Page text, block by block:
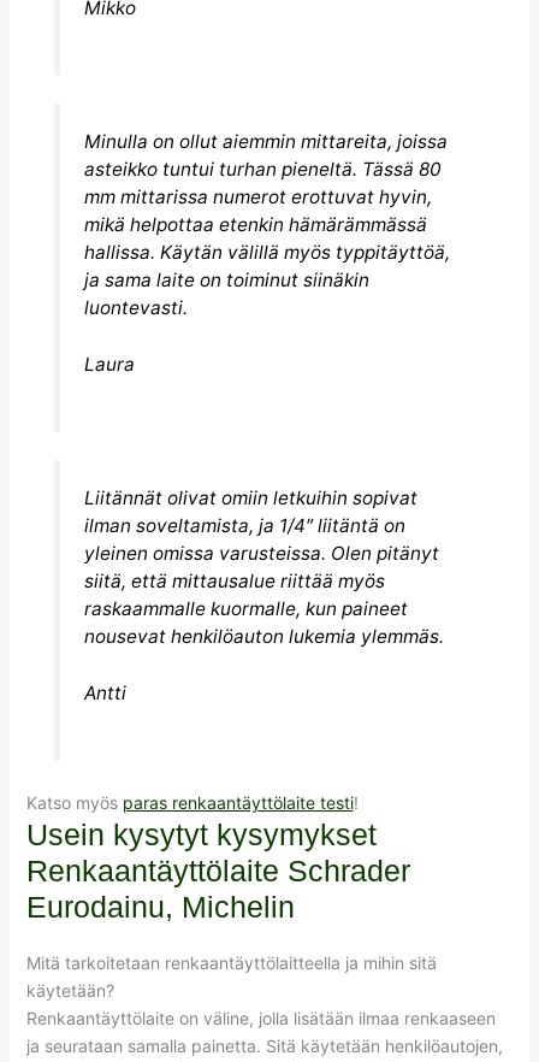
Mikko
Minulla on ollut aiemmin mittareita, joissa
asteikko tuntui turhan pieneltä. Tässä 80
mm mittarissa numerot erottuvat hyvin,
mikä helpottaa etenkin hämärämmässä
hallissa. Käytän välillä myös typpitäyttöä,
ja sama laite on toiminut siinäkin
luontevasti.
Laura
Liitännät olivat omiin letkuihin sopivat
ilman soveltamista, ja 1/4″ liitäntä on
yleinen omissa varusteissa. Olen pitänyt
siitä, että mittausalue riittää myös
raskaammalle kuormalle, kun paineet
nousevat henkilöauton lukemia ylemmäs.
Antti
Katso myös paras renkaantäyttölaite testi!
Usein kysytyt kysymykset
Renkaantäyttölaite Schrader
Eurodainu, Michelin
Mitä tarkoitetaan renkaantäyttölaitteella ja mihin sitä
käytetään?
Renkaantäyttölaite on väline, jolla lisätään ilmaa renkaaseen
ja seurataan samalla painetta. Sitä käytetään henkilöautojen,